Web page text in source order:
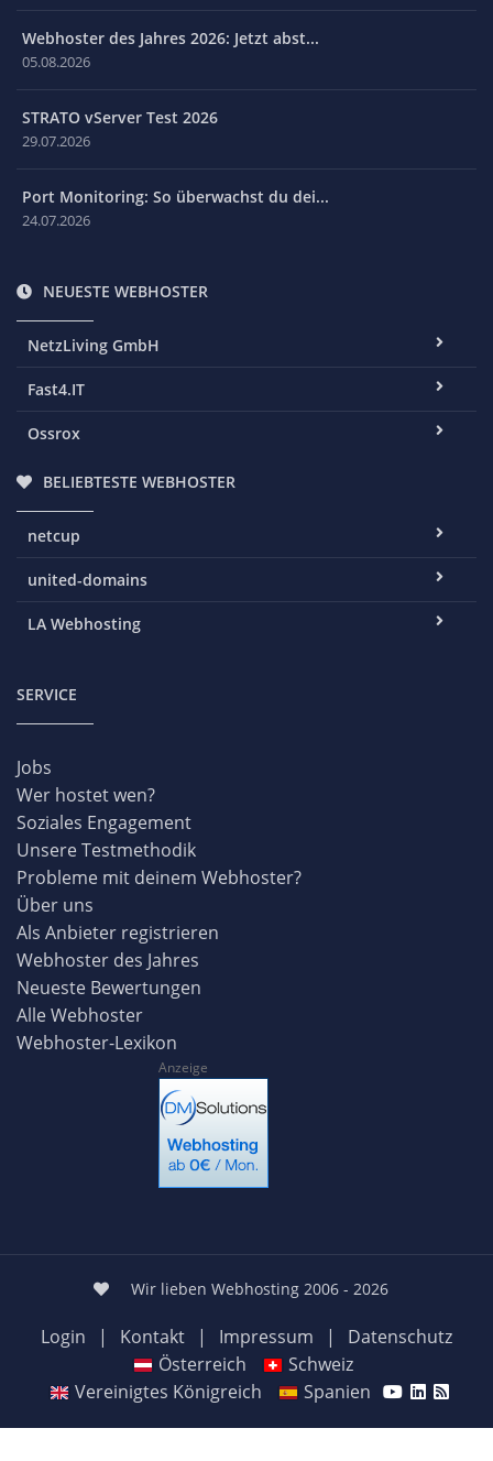
Webhoster des Jahres 2026: Jetzt abst...
05.08.2026
STRATO vServer Test 2026
29.07.2026
Port Monitoring: So überwachst du dei...
24.07.2026
NEUESTE WEBHOSTER
NetzLiving GmbH
Fast4.IT
Ossrox
BELIEBTESTE WEBHOSTER
netcup
united-domains
LA Webhosting
SERVICE
Jobs
Wer hostet wen?
Soziales Engagement
Unsere Testmethodik
Probleme mit deinem Webhoster?
Über uns
Als Anbieter registrieren
Webhoster des Jahres
Neueste Bewertungen
Alle Webhoster
Webhoster-Lexikon
Anzeige
Wir lieben Webhosting 2006 - 2026
Login | Kontakt | Impressum |
Datenschutz
Österreich
Schweiz
Vereinigtes Königreich
Spanien